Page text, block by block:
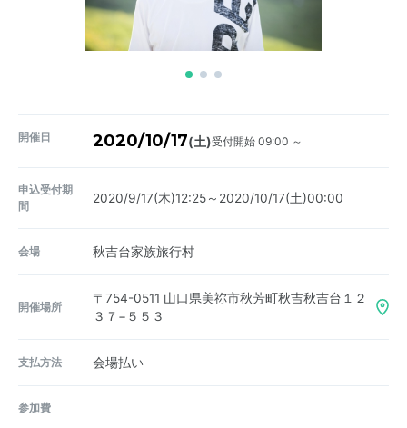
開催日 2020/10/17(土)受付開始 09:00 ～
申込受付期
間
2020/9/17(木)12:25～2020/10/17(土)00:00
会場 秋吉台家族旅行村
開催場所
〒754-0511 山口県美祢市秋芳町秋吉秋吉台１２
３７−５５３
支払方法 会場払い
参加費